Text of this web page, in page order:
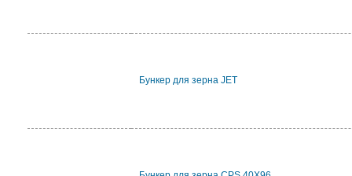
Бункер для зерна JET